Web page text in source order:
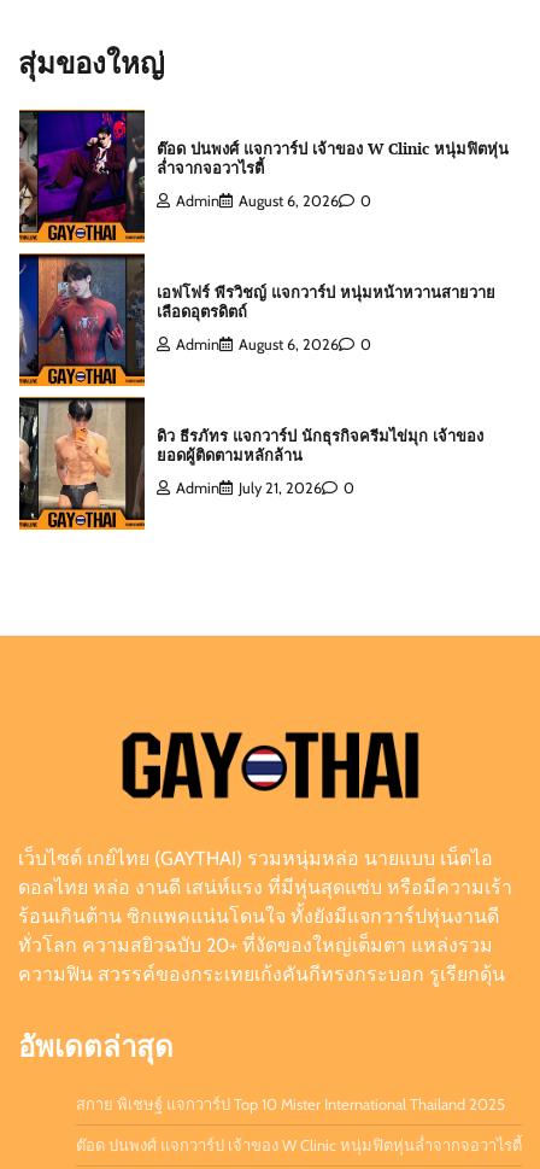
สุ่มของใหญ่
เอฟโฟร์ พีรวิชญ์ แจกวาร์ป หนุ่มหน้าหวานสายวาย
เลือดอุตรดิตถ์
Admin August 6, 2026 0
ดิว ธีรภัทร แจกวาร์ป นักธุรกิจครีมไข่มุก เจ้าของ
ยอดผู้ติดตามหลักล้าน
Admin July 21, 2026 0
สกาย พิเชษฐ์ แจกวาร์ป Top 10 Mister
International Thailand 2025
Admin August 6, 2026
Admin August 6, 2026 0
เลือดอุตรดิตถ์
Admin August 6, 2026 0
ดิว ธีรภัทร แจกวาร์ป นักธุรกิจครีมไข่มุก เจ้าของ
ยอดผู้ติดตามหลักล้าน
Admin July 21, 2026 0
เว็บไซต์ เกย์ไทย (GAYTHAI) รวมหนุ่มหล่อ นายแบบ เน็ตไอ
ดอลไทย หล่อ งานดี เสน่ห์แรง ที่มีหุ่นสุดแซ่บ หรือมีความเร้า
ร้อนเกินต้าน ซิกแพคแน่นโดนใจ ทั้งยังมีแจกวาร์ปหุ่นงานดี
ทั่วโลก ความสยิวฉบับ 20+ ที่งัดของใหญ่เต็มตา แหล่งรวม
ความฟิน สวรรค์ของกระเทยเก้งคันกีทรงกระบอก รูเรียกดุ้น
อัพเดตล่าสุด
สกาย พิเชษฐ์ แจกวาร์ป Top 10 Mister International Thailand 2025
ต๊อด ปนพงศ์ แจกวาร์ป เจ้าของ W Clinic หนุ่มฟิตหุ่นล่ำจากจอวาไรตี้